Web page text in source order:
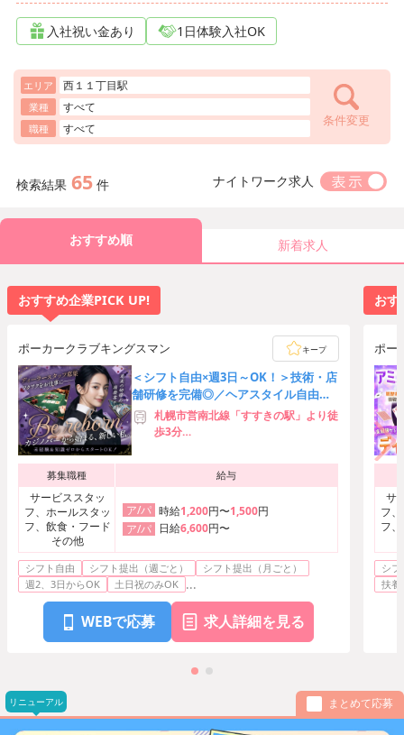
入社祝い金あり 1日体験入社OK
エリア 西１１丁目駅
業種 すべて
職種 すべて 条件変更
検索結果 65 件 ナイトワーク求人
おすすめ順 新着求人
おすすめ企業PICK UP!
ポーカークラブキングスマン キープ
＜シフト自由×週3日～OK！＞技術・店
舗研修を完備◎／ヘアスタイル自由／
駅チカ徒歩4分♪
札幌市営南北線「すすきの駅」より徒
歩3分
り徒歩5分
札幌市営南北線「大通駅」より徒歩7
募集職種 給与
サービススタッ
フ、ホールスタッ
フ、飲食・フード
その他
ア/パ 時給1,200円〜1,500円
ア/パ 日給6,600円〜
シフト自由 シフト提出（週ごと）
シフト提出（月ごと）
週2、3日からOK
土日祝のみOK ...
WEBで応募 求人詳細を見る
おす
ポー
サ
フ
フ
シ
扶養
リニューアル まとめて応募